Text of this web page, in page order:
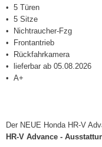
5 Türen
5 Sitze
Nichtraucher-Fzg
Frontantrieb
Rückfahrkamera
lieferbar ab 05.08.2026
A+
Der NEUE Honda HR-V
HR-V Advance -